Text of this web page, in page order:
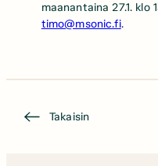
maanantaina 27.1. klo
timo@msonic.fi.
Takaisin